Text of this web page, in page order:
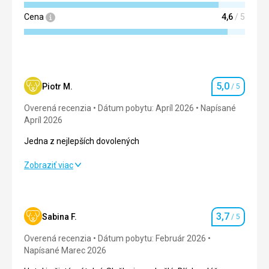
Cena 4,6 / 5
Piotr M. Hodnotenie
5,0 / 5
Overená recenzia Dátum pobytu: Apríl 2026
Napísané
Apríl 2026
Jedna z nejlepších dovolených
Jedna z nejlepších dovolených
Ubytovanie 5,0/ 5
Okolie
Zobraziť viac
Sabina F. Hodnotenie
3,7 / 5
Overená recenzia
Dátum pobytu: Február 2026
Napísané Marec 2026